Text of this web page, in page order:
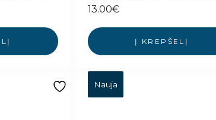
13.00€
Į KREPŠELĮ
Nauja